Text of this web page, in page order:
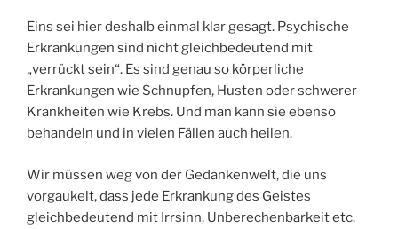
Eins sei hier deshalb einmal klar gesagt. Psychische
Erkrankungen sind nicht gleichbedeutend mit
„verrückt sein“. Es sind genau so körperliche
Erkrankungen wie Schnupfen, Husten oder schwerer
Krankheiten wie Krebs. Und man kann sie ebenso
behandeln und in vielen Fällen auch heilen.
Wir müssen weg von der Gedankenwelt, die uns
vorgaukelt, dass jede Erkrankung des Geistes
gleichbedeutend mit Irrsinn, Unberechenbarkeit etc.